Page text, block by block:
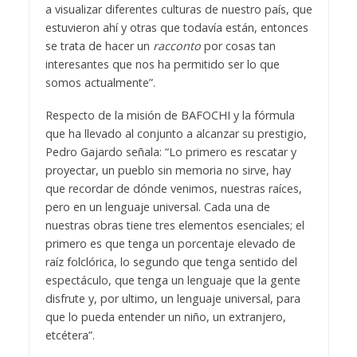
a visualizar diferentes culturas de nuestro país, que
estuvieron ahí y otras que todavía están, entonces
se trata de hacer un raccontopor cosas tan
interesantes que nos ha permitido ser lo que
somos actualmente”.
Respecto de la misión de BAFOCHI y la fórmula
que ha llevado al conjunto a alcanzar su prestigio,
Pedro Gajardo señala: “Lo primero es rescatar y
proyectar, un pueblo sin memoria no sirve, hay
que recordar de dónde venimos, nuestras raíces,
pero en un lenguaje universal. Cada una de
nuestras obras tiene tres elementos esenciales; el
primero es que tenga un porcentaje elevado de
raíz folclórica, lo segundo que tenga sentido del
espectáculo, que tenga un lenguaje que la gente
disfrute y, por ultimo, un lenguaje universal, para
que lo pueda entender un niño, un extranjero,
etcétera”.